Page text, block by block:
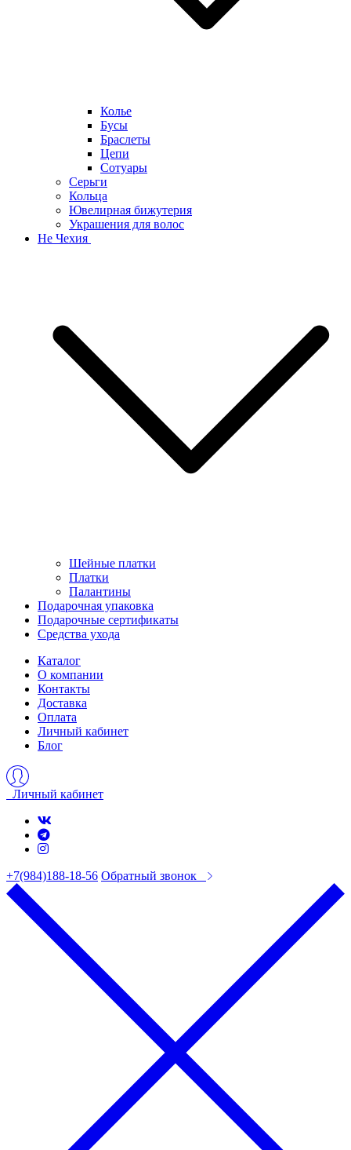
Колье
Бусы
Браслеты
Цепи
Сотуары
Серьги
Кольца
Ювелирная бижутерия
Украшения для волос
Не Чехия
Шейные платки
Платки
Палантины
Подарочная упаковка
Подарочные сертификаты
Средства ухода
Каталог
О компании
Контакты
Доставка
Оплата
Личный кабинет
Блог
Личный кабинет
+7(984)188-18-56 Обратный звонок